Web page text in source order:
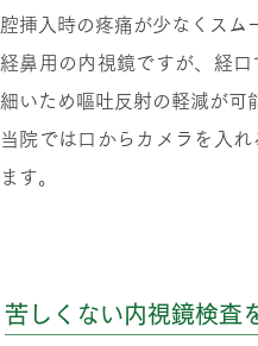
腔挿入時の疼痛が少なくスム
経鼻用の内視鏡ですが、経
細いため嘔吐反射の軽減が可
当院では口からカメラを入
ます。
苦しくない内視鏡検査